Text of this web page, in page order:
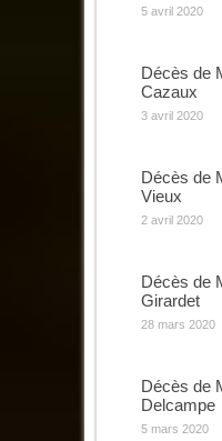
5 avril 2020
Décès de
Cazaux
3 avril 2020
Décès de
Vieux
2 avril 2020
Décès de
Girardet
28 mars 2020
Décès de
Delcampe
5 mars 2020